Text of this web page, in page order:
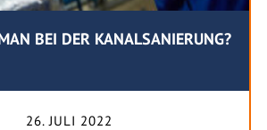
BEI DER KANALSANIERUNG?
26. JULI 2022